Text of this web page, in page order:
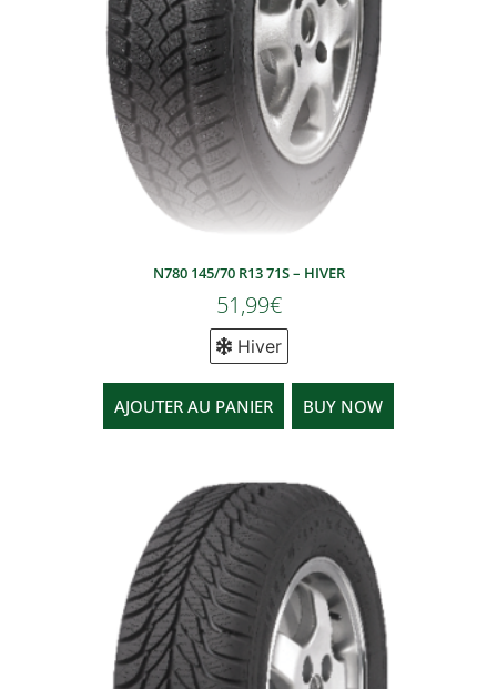
N780 145/70 R13 71S – HIVER
51,99€
Hiver
AJOUTER AU PANIER BUY NOW